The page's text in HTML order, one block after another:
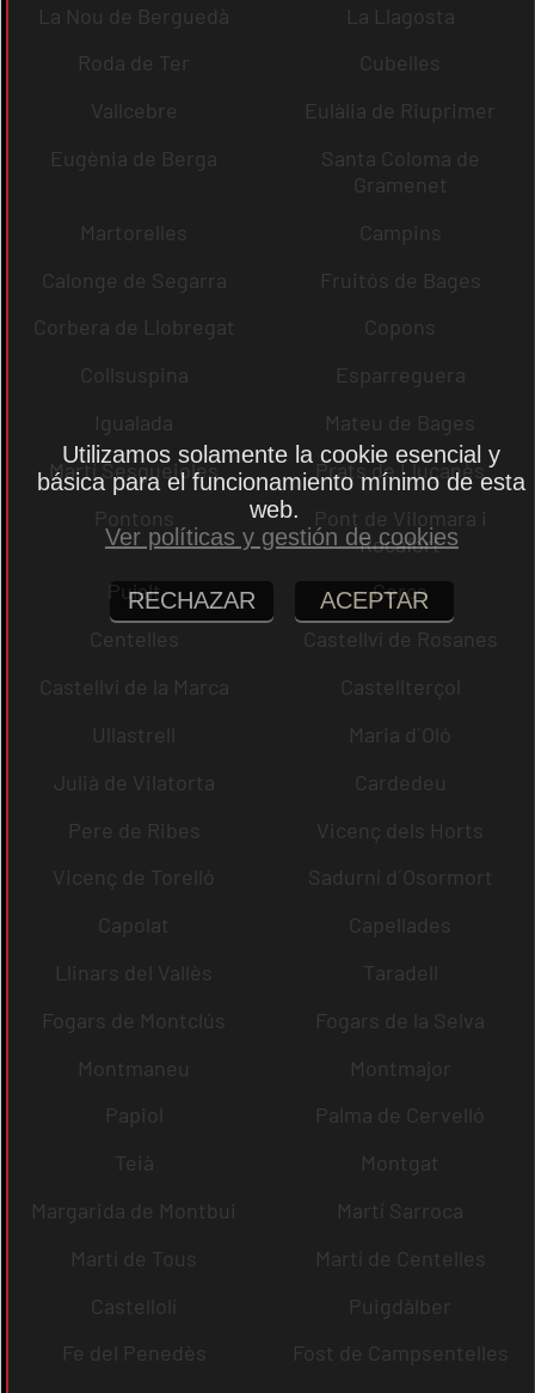
La Nou de Berguedà
La Llagosta
Roda de Ter
Cubelles
Vallcebre
Eulàlia de Riuprimer
Eugènia de Berga
Santa Coloma de
Gramenet
Martorelles
Campins
Calonge de Segarra
Fruitós de Bages
Corbera de Llobregat
Copons
Collsuspina
Esparreguera
Igualada
Mateu de Bages
Martí Sesgueioles
Prats de Lluçanès
Pontons
Pont de Vilomara i
Rocafort
Pujalt
Cercs
Centelles
Castellví de Rosanes
Castellví de la Marca
Castellterçol
Ullastrell
Maria d´Oló
Julià de Vilatorta
Cardedeu
Pere de Ribes
Vicenç dels Horts
Vicenç de Torelló
Sadurní d´Osormort
Capolat
Capellades
Llinars del Vallès
Taradell
Fogars de Montclús
Fogars de la Selva
Montmaneu
Montmajor
Papiol
Palma de Cervelló
Teià
Montgat
Margarida de Montbui
Martí Sarroca
Martí de Tous
Martí de Centelles
Castellolí
Puigdàlber
Fe del Penedès
Fost de Campsentelles
Utilizamos solamente la cookie esencial y
básica para el funcionamiento mínimo de esta
web.
Ver políticas y gestión de cookies
RECHAZAR ACEPTAR